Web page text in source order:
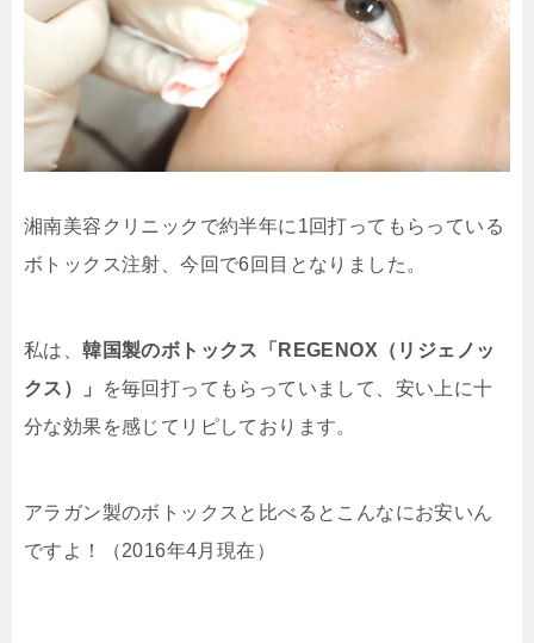
湘南美容クリニックで約半年に1回打ってもらっている
ボトックス注射、今回で6回目となりました。
私は、韓国製のボトックス「REGENOX（リジェノッ
クス）」
を毎回打ってもらっていまして、安い上に十
分な効果を感じてリピしております。
アラガン製のボトックスと比べるとこんなにお安いん
ですよ！（2016年4月現在）